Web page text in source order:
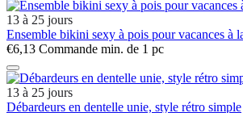
13 à 25 jours
Ensemble bikini sexy à pois pour vacances à
€6,13 Commande min. de 1 pc
13 à 25 jours
Débardeurs en dentelle unie, style rétro simple